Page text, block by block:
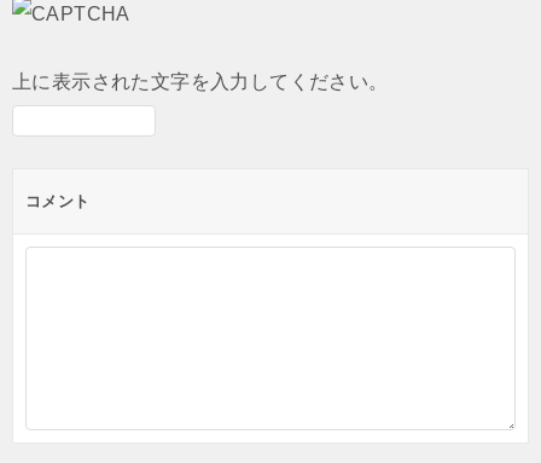
上に表示された文字を入力してください。
コメント